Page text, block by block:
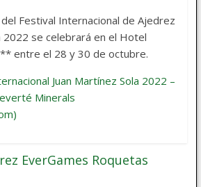
Festival Internacional de Ajedrez
2022 se celebrará en el Hotel
entre el 28 y 30 de octubre.
Juan Martínez Sola 2022 –
Minerals
EverGames Roquetas